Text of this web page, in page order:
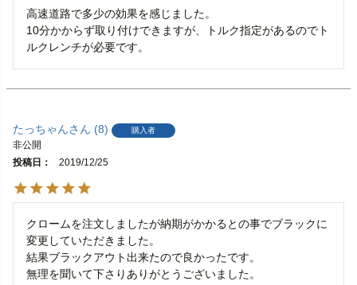
高速道路で多少の効果を感じました。
10分かからず取り付けできますが、トルク指定があるのでト
ルクレンチが必要です。
たっちゃん 8 購入者
非公開
投稿日
2019/12/25
クロームを注文しましたが納期がかかるとの事でブラックに
変更していただきました。
結果ブラックアウト出来たので良かったです。
無理を聞いて下さりありがとうございました。